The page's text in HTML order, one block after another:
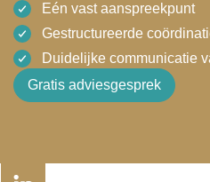
Eén vast aanspreekpunt
Gestructureerde
Duidelijke communicatie
Gratis adviesgesprek